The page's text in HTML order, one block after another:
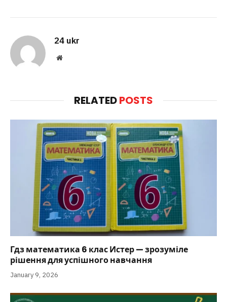
24 ukr
Website
RELATEDPOSTS
Гдз математика 6 клас Истер — зрозуміле
рішення для успішного навчання
January 9, 2026